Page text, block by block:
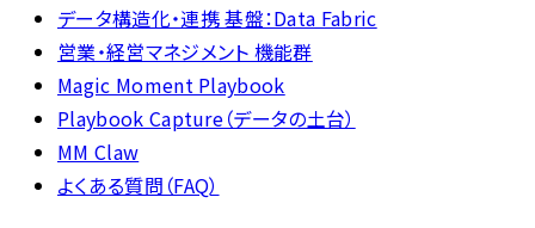
データ構造化・連携 基盤：Data Fabric
営業・経営マネジメント 機能群
Magic Moment Playbook
Playbook Capture（データの土台）
MM Claw
よくある質問（FAQ）